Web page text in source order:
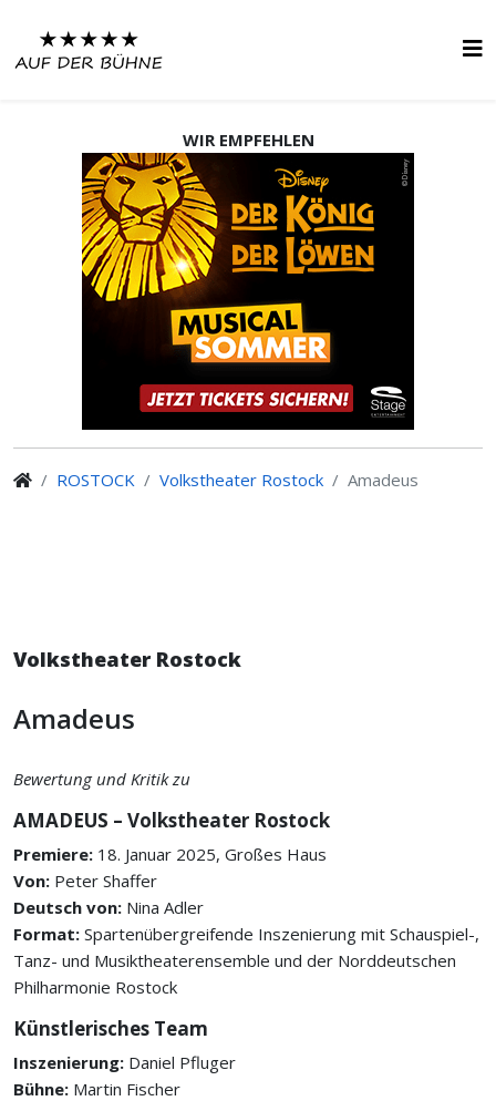
WIR EMPFEHLEN
ROSTOCK Volkstheater Rostock Amadeus
Volkstheater Rostock
Amadeus
Bewertung und Kritik zu
AMADEUS – Volkstheater Rostock
Premiere: 18. Januar 2025, Großes Haus
Von: Peter Shaffer
Deutsch von: Nina Adler
Format: Spartenübergreifende Inszenierung mit Schauspiel-,
Tanz- und Musiktheaterensemble und der Norddeutschen
Philharmonie Rostock
Künstlerisches Team
Inszenierung: Daniel Pfluger
Bühne: Martin Fischer